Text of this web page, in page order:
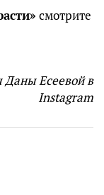
смотрите
Есеевой в
Instagram